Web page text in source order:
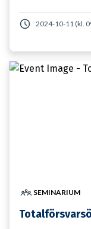
2024-10-11 (kl.
SEMINARIUM